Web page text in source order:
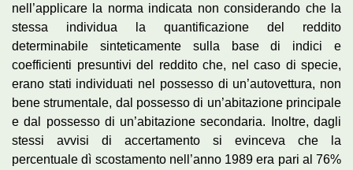
nell’applicare la norma indicata non considerando che la
stessa individua la quantificazione del reddito
determinabile sinteticamente sulla base di indici e
coefficienti presuntivi del reddito che, nel caso di specie,
erano stati individuati nel possesso di un’autovettura, non
bene strumentale, dal possesso di un’abitazione principale
e dal possesso di un’abitazione secondaria. Inoltre, dagli
stessi avvisi di accertamento si evinceva che la
percentuale dì scostamento nell’anno 1989 era pari al 76%